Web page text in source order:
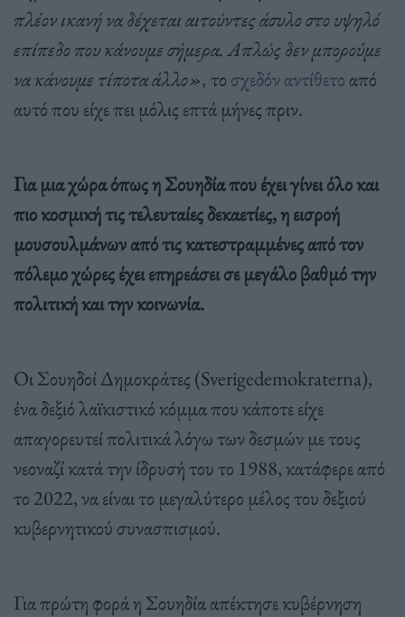
πλέον ικανή να δέχεται αιτούντες άσυλο στο υψηλό
επίπεδο που κάνουμε σήμερα. Απλώς δεν μπορούμε
να κάνουμε τίποτα άλλο», το σχεδόν αντίθετο από
αυτό που είχε πει μόλις επτά μήνες πριν.
Για μια χώρα όπως η Σουηδία που έχει γίνει όλο και
πιο κοσμική τις τελευταίες δεκαετίες, η εισροή
μουσουλμάνων από τις κατεστραμμένες από τον
πόλεμο χώρες έχει επηρεάσει σε μεγάλο βαθμό την
πολιτική και την κοινωνία.
Οι Σουηδοί Δημοκράτες (Sverigedemokraterna),
ένα δεξιό λαϊκιστικό κόμμα που κάποτε είχε
απαγορευτεί πολιτικά λόγω των δεσμών με τους
νεοναζί κατά την ίδρυσή του το 1988, κατάφερε από
το 2022, να είναι το μεγαλύτερο μέλος του δεξιού
κυβερνητικού συνασπισμού.
Για πρώτη φορά η Σουηδία απέκτησε κυβέρνηση